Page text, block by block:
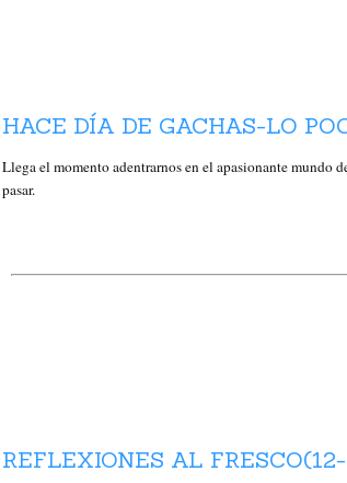
HACE DÍA DE GACHAS-LO
Llega el momento adentrarnos en el apasionante mundo
pasar.
REFLEXIONES AL